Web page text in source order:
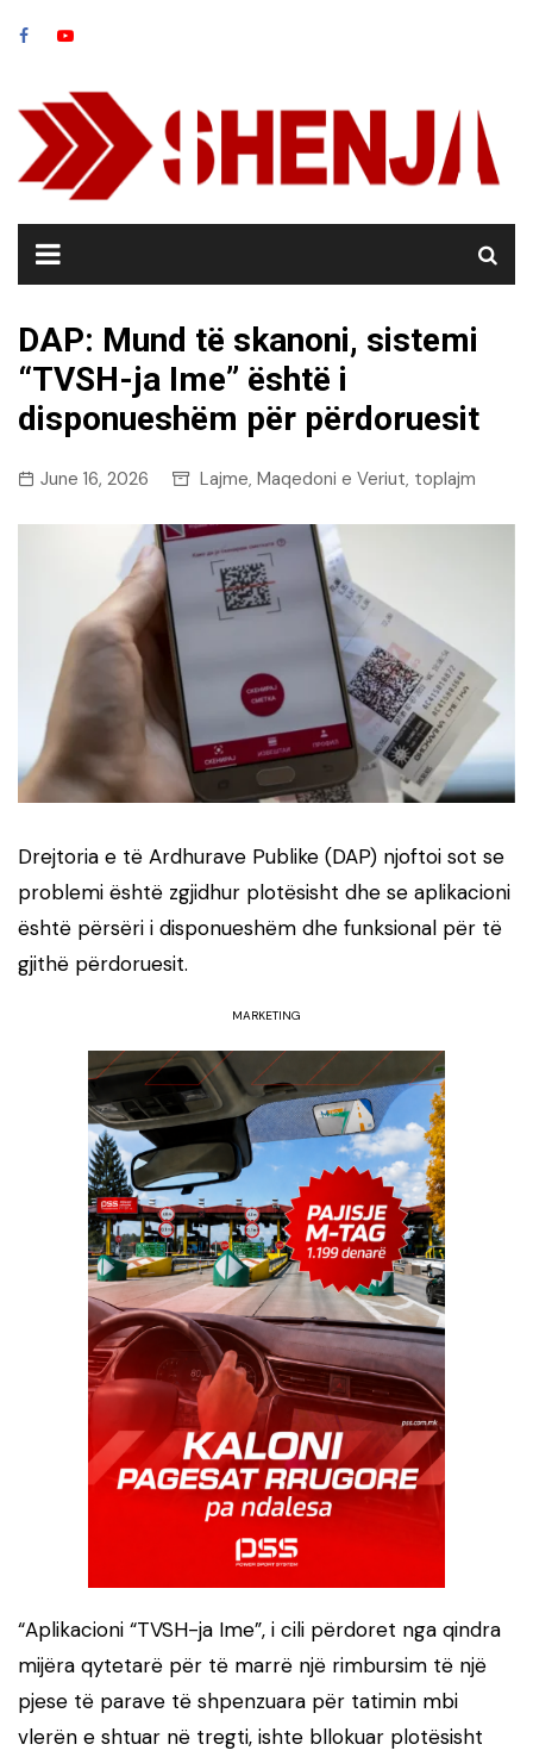
DAP: Mund të skanoni, sistemi
“TVSH-ja Ime” është i
disponueshëm për përdoruesit
June 16, 2026 Lajme, Maqedoni e Veriut, toplajm
Drejtoria e të Ardhurave Publike (DAP) njoftoi sot se
problemi është zgjidhur plotësisht dhe se aplikacioni
është përsëri i disponueshëm dhe funksional për të
gjithë përdoruesit.
MARKETING
“Aplikacioni “TVSH-ja Ime”, i cili përdoret nga qindra
mijëra qytetarë për të marrë një rimbursim të një
pjese të parave të shpenzuara për tatimin mbi
vlerën e shtuar në tregti, ishte bllokuar plotësisht